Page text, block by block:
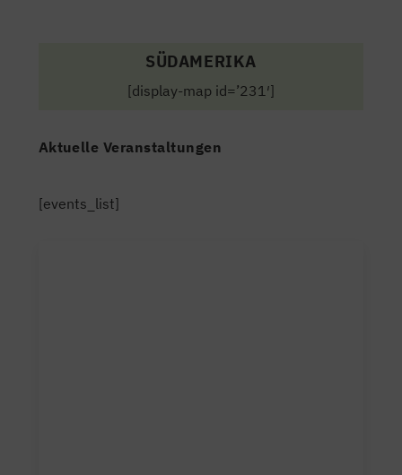
SÜDAMERIKA
[display-map id=’231′]
Aktuelle Veranstaltungen
[events_list]